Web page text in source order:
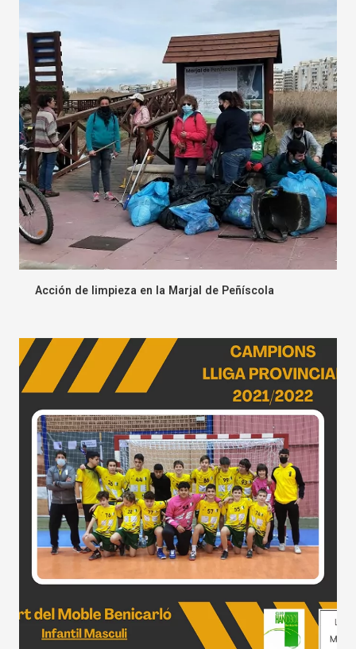
Acción de limpieza en la Marjal de Peñíscola